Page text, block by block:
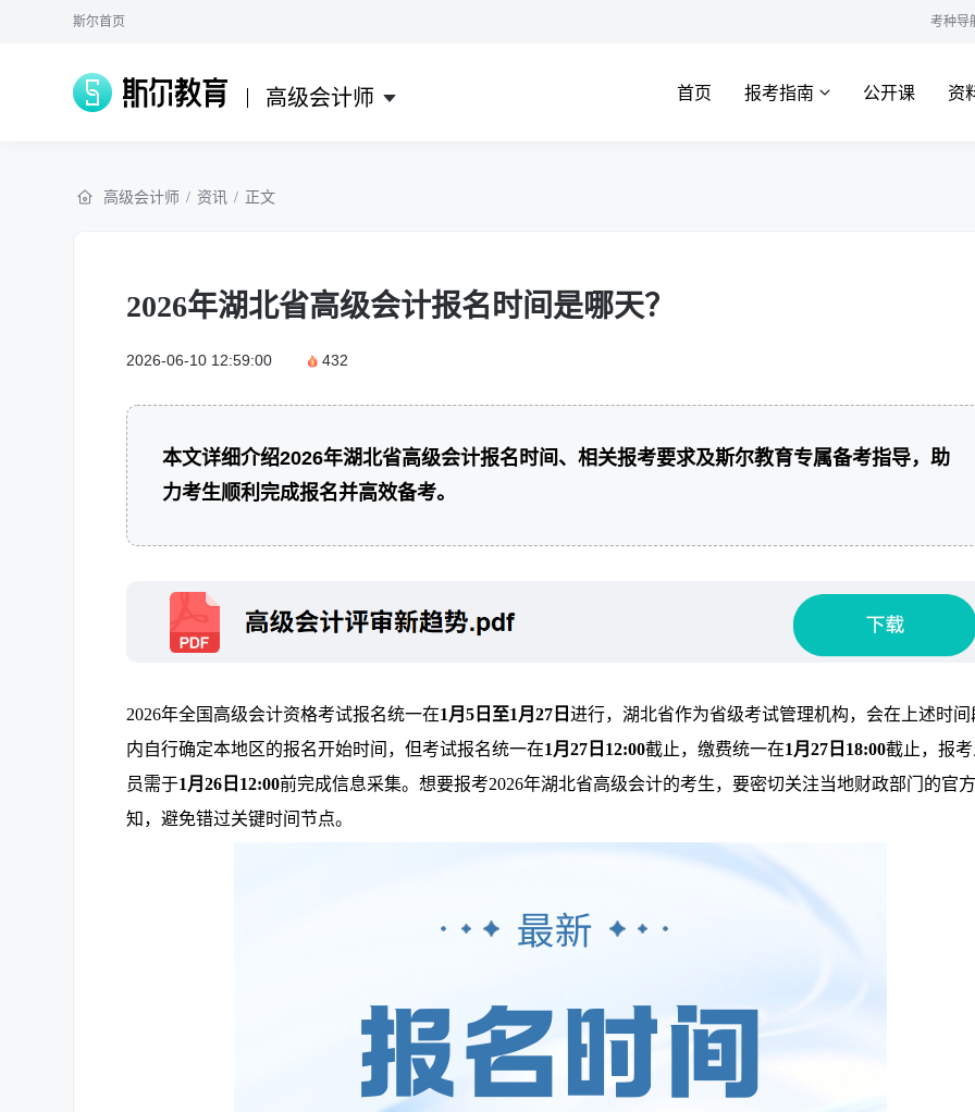
斯尔首页 考种导
高级会计师 首页 报考指南 公开课 资
高级会计师 / 资讯 / 正文
2026年湖北省高级会计报名时间是哪天？
2026-06-10 12:59:00 432
本文详细介绍2026年湖北省高级会计报名时间、相关报考要求及斯尔教育专属备考指导，助
力考生顺利完成报名并高效备考。
2026年全国高级会计资格考试报名统一在1月5日至1月27日进行，湖北省作为省级考试管理机构，会在上述时间
内自行确定本地区的报名开始时间，但考试报名统一在1月27日12:00截止，缴费统一在1月27日18:00截止，报考
员需于1月26日12:00前完成信息采集。想要报考2026年湖北省高级会计的考生，要密切关注当地财政部门的官
知，避免错过关键时间节点。